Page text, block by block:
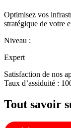
Optimisez vos
stratégique de votre
Niveau :
Expert
Satisfaction de nos
Taux d’assiduité :
Tout savoir